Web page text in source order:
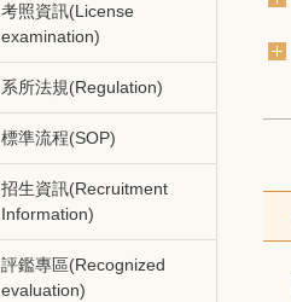
考照資訊(License
examination)
系所法規(Regulation)
標準流程(SOP)
招生資訊(Recruitment
Information)
評鑑專區(Recognized
evaluation)